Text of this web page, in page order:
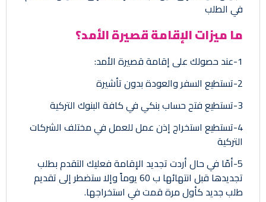
في الطلب
ما ميزات الإقامة قصيرة الأمد؟
1-عند حصولك على إقامة قصيرة الأمد:
2-تستطيع السفر والعودة بدون تأشيرة
3-تستطيع فتح حساب بنكي في كافة البنوك التركية
4-تستطيع استخراج إذن عمل للعمل في مختلف الشركات
التركية
5-أمّا في حال أردت تجديد الإقامة فعليك التقدم بطلب
تجديدها قبل انتهائها ب 60 يوماً وإلا ستضطر إلى تقديم
طلب جديد كأول مرة قمت في استخراجها.